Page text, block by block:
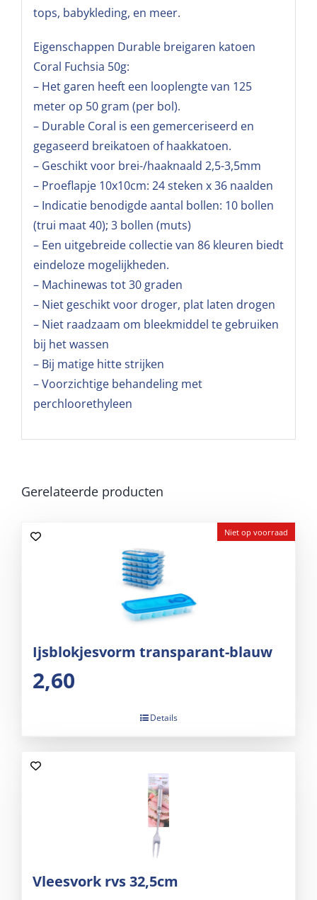
tops, babykleding, en meer.
Eigenschappen Durable breigaren katoen
Coral Fuchsia 50g:
– Het garen heeft een looplengte van 125
meter op 50 gram (per bol).
– Durable Coral is een gemerceriseerd en
gegaseerd breikatoen of haakkatoen.
– Geschikt voor brei-/haaknaald 2,5-3,5mm
– Proeflapje 10x10cm: 24 steken x 36 naalden
– Indicatie benodigde aantal bollen: 10 bollen
(trui maat 40); 3 bollen (muts)
– Een uitgebreide collectie van 86 kleuren biedt
eindeloze mogelijkheden.
– Machinewas tot 30 graden
– Niet geschikt voor droger, plat laten drogen
– Niet raadzaam om bleekmiddel te gebruiken
bij het wassen
– Bij matige hitte strijken
– Voorzichtige behandeling met
perchloorethyleen
Gerelateerde producten
Niet op voorraad
Ijsblokjesvorm transparant-blauw
2,60
Details
Vleesvork rvs 32,5cm